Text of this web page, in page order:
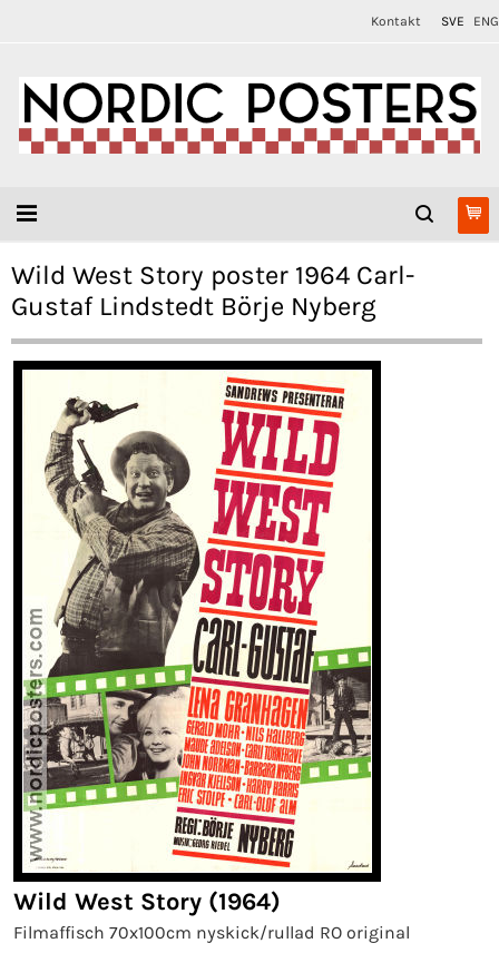
Kontakt SVE ENG
Wild West Story poster 1964 Carl-
Gustaf Lindstedt Börje Nyberg
Wild West Story (1964)
Filmaffisch 70x100cm nyskick/rullad RO original